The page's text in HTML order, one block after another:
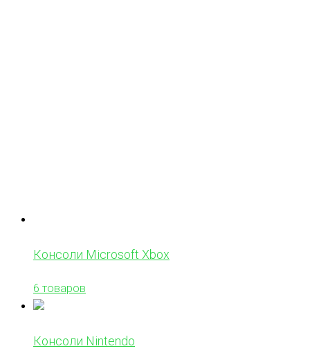
Консоли Microsoft Xbox
6 товаров
Консоли Nintendo